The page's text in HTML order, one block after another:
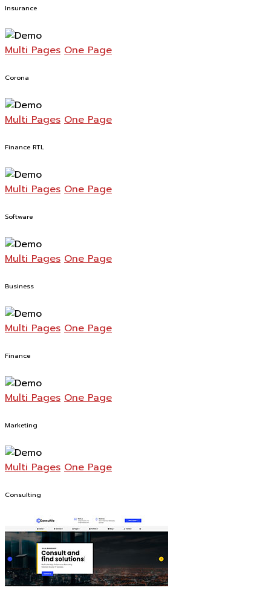
Insurance
Multi Pages One Page
Corona
Multi Pages One Page
Finance RTL
Multi Pages One Page
Software
Multi Pages One Page
Business
Multi Pages One Page
Finance
Multi Pages One Page
Marketing
Multi Pages One Page
Consulting